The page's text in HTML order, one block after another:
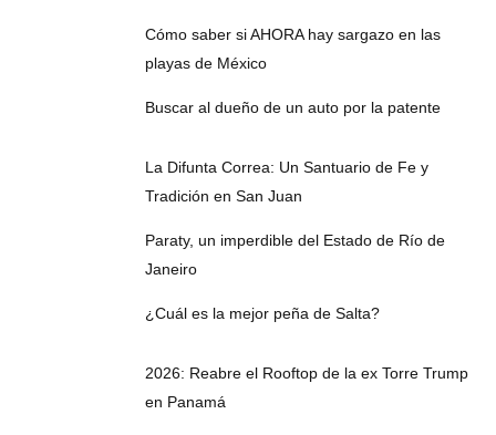
Cómo saber si AHORA hay sargazo en las
playas de México
Buscar al dueño de un auto por la patente
La Difunta Correa: Un Santuario de Fe y
Tradición en San Juan
Paraty, un imperdible del Estado de Río de
Janeiro
¿Cuál es la mejor peña de Salta?
2026: Reabre el Rooftop de la ex Torre Trump
en Panamá